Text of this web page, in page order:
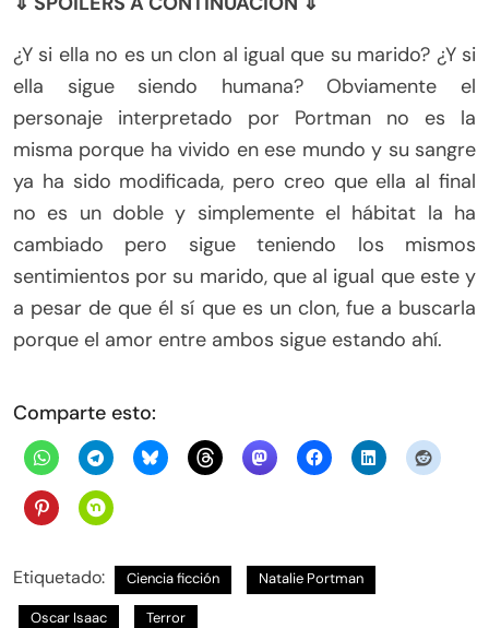
¿Y si ella no es un clon al igual que su marido? ¿Y si
ella sigue siendo humana? Obviamente el
personaje interpretado por Portman no es la
misma porque ha vivido en ese mundo y su sangre
ya ha sido modificada, pero creo que ella al final
no es un doble y simplemente el hábitat la ha
cambiado pero sigue teniendo los mismos
sentimientos por su marido, que al igual que este y
a pesar de que él sí que es un clon, fue a buscarla
porque el amor entre ambos sigue estando ahí.
Comparte esto:
Etiquetado: Ciencia ficción Natalie Portman
Oscar Isaac Terror